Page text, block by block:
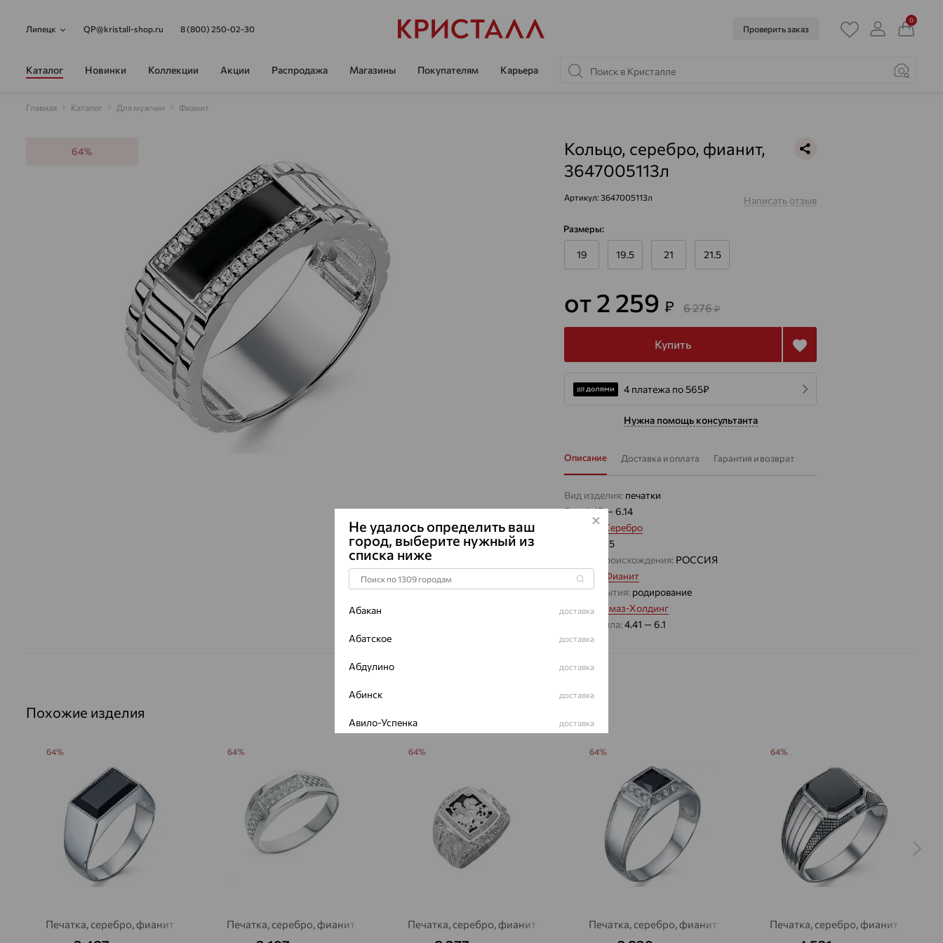
Липецк QP@kristall-shop.ru 8 (800) 250-02-30 Проверить заказ
0
Каталог Новинки Коллекции Акции Распродажа Магазины Покупателям Карьера
Главная Каталог Для мужчин Фианит
64%
Кольцо, серебро, фианит,
3647005113л
Артикул: 3647005113л Написать отзыв
Размеры:
19 19.5 21 21.5
от 2 259 ₽ 6 276₽
Купить
4 платежа по 565₽
Нужна помощь консультанта
Описание Доставка и оплата Гарантия и возврат
Вид изделия: печатки
Вес:4.45 — 6.14
Металл:
Серебро
925
Страна происхождения: РОССИЯ
Вставка:
Фианит
Вид покрытия: родирование
Бренд:
Алмаз-Холдинг
Вес металла:4.41 — 6.1
Похожие изделия
Печатка, серебро, фианит
64%
Печатка, серебро, фианит
64%
Печатка, серебро, фианит
64%
Печатка, серебро, фианит
64%
Печатка, серебро, фианит
64%
Не удалось определить ваш
город, выберите нужный из
списка ниже
Абакан доставка
Абатское доставка
Абдулино доставка
Абинск доставка
Авило-Успенка доставка
доставка
доставка